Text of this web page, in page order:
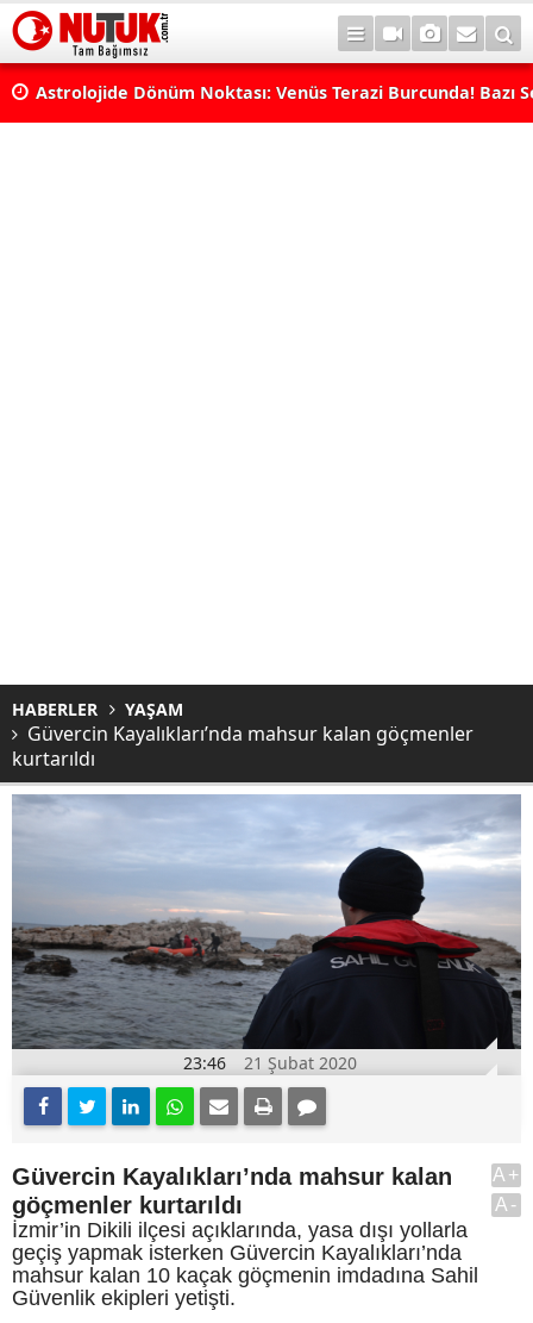
Astrolojide Dönüm Noktası: Venüs Terazi Burcunda! Bazı
HABERLER YAŞAM
Güvercin Kayalıkları’nda mahsur kalan göçmenler
kurtarıldı
23:46 21 Şubat 2020
Güvercin Kayalıkları’nda mahsur kalan
göçmenler kurtarıldı
İzmir’in Dikili ilçesi açıklarında, yasa dışı yollarla
geçiş yapmak isterken Güvercin Kayalıkları’nda
mahsur kalan 10 kaçak göçmenin imdadına Sahil
Güvenlik ekipleri yetişti.
A+
A-